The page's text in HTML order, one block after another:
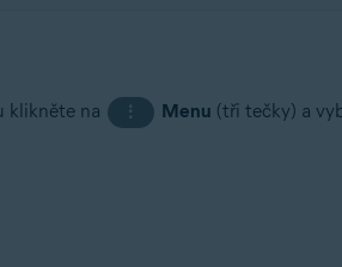
klikněte na ⋮ Menu (tři tečky) a